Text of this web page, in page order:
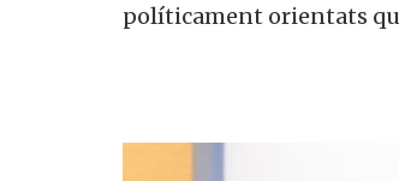
políticament orientats